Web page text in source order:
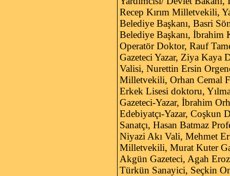
Recep Kırım Milletvekili,
Belediye Başkanı, Basri
Belediye Başkanı, İbrahim
Operatör Doktor, Rauf
Gazeteci Yazar, Ziya Kaya
Valisi, Nurettin Ersin
Milletvekili, Orhan Cemal
Erkek Lisesi doktoru,
Gazeteci-Yazar, İbrahim
Edebiyatçı-Yazar, Coşkun
Sanatçı, Hasan Batmaz
Niyazi Akı Vali, Mehmet
Milletvekili, Murat Kuter
Akgün Gazeteci, Agah
Türkün Sanayici, Seçkin